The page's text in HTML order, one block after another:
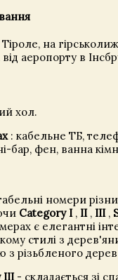
на
від аеропорту в
хол.
: кабельне ТБ,
бар, фен, ванна
номери
Category I, II, III,
є елегантні
стилі з
з різьбленого
III- складається зі